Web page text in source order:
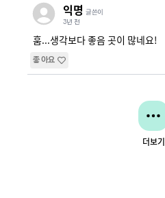
익명 글쓴이
3년 전
훔...생각보다 좋음 곳이 많네요!
좋아요
더보기